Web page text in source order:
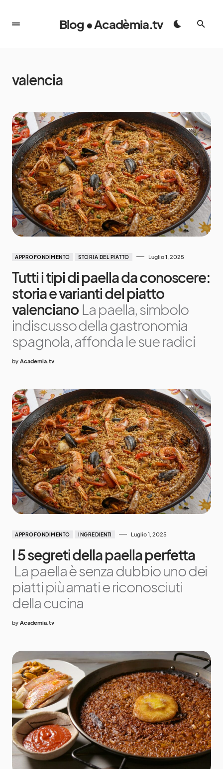
Blog • Acadèmia.tv
valencia
APPROFONDIMENTO STORIA DEL PIATTO Luglio 1, 2025
Tutti i tipi di paella da conoscere:
storia e varianti del piatto
valenciano La paella, simbolo
indiscusso della gastronomia
spagnola, affonda le sue radici
by Academia.tv
APPROFONDIMENTO INGREDIENTI Luglio 1, 2025
I 5 segreti della paella perfetta
La paella è senza dubbio uno dei
piatti più amati e riconosciuti
della cucina
by Academia.tv